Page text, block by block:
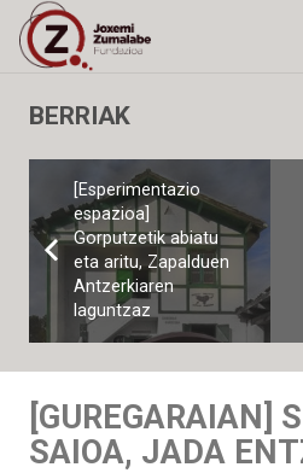
BERRIAK
[Esperimentazio
espazioa]
Gorputzetik abiatu
eta aritu, Zapalduen
Antzerkiaren
laguntzaz
[GUREGARAIAN]
SAIOA, JADA